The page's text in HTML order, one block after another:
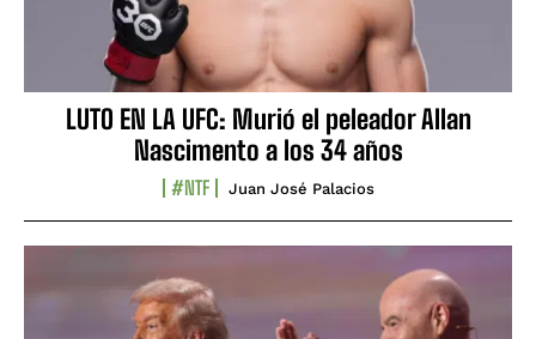
LUTO EN LA UFC: Murió el peleador Allan
Nascimento a los 34 años
#NTF Juan José Palacios